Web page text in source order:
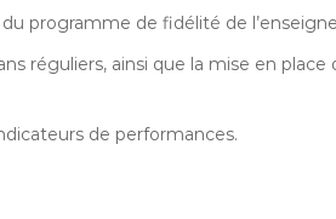
programme de fidélité de
réguliers, ainsi que la mise en place
de performances.